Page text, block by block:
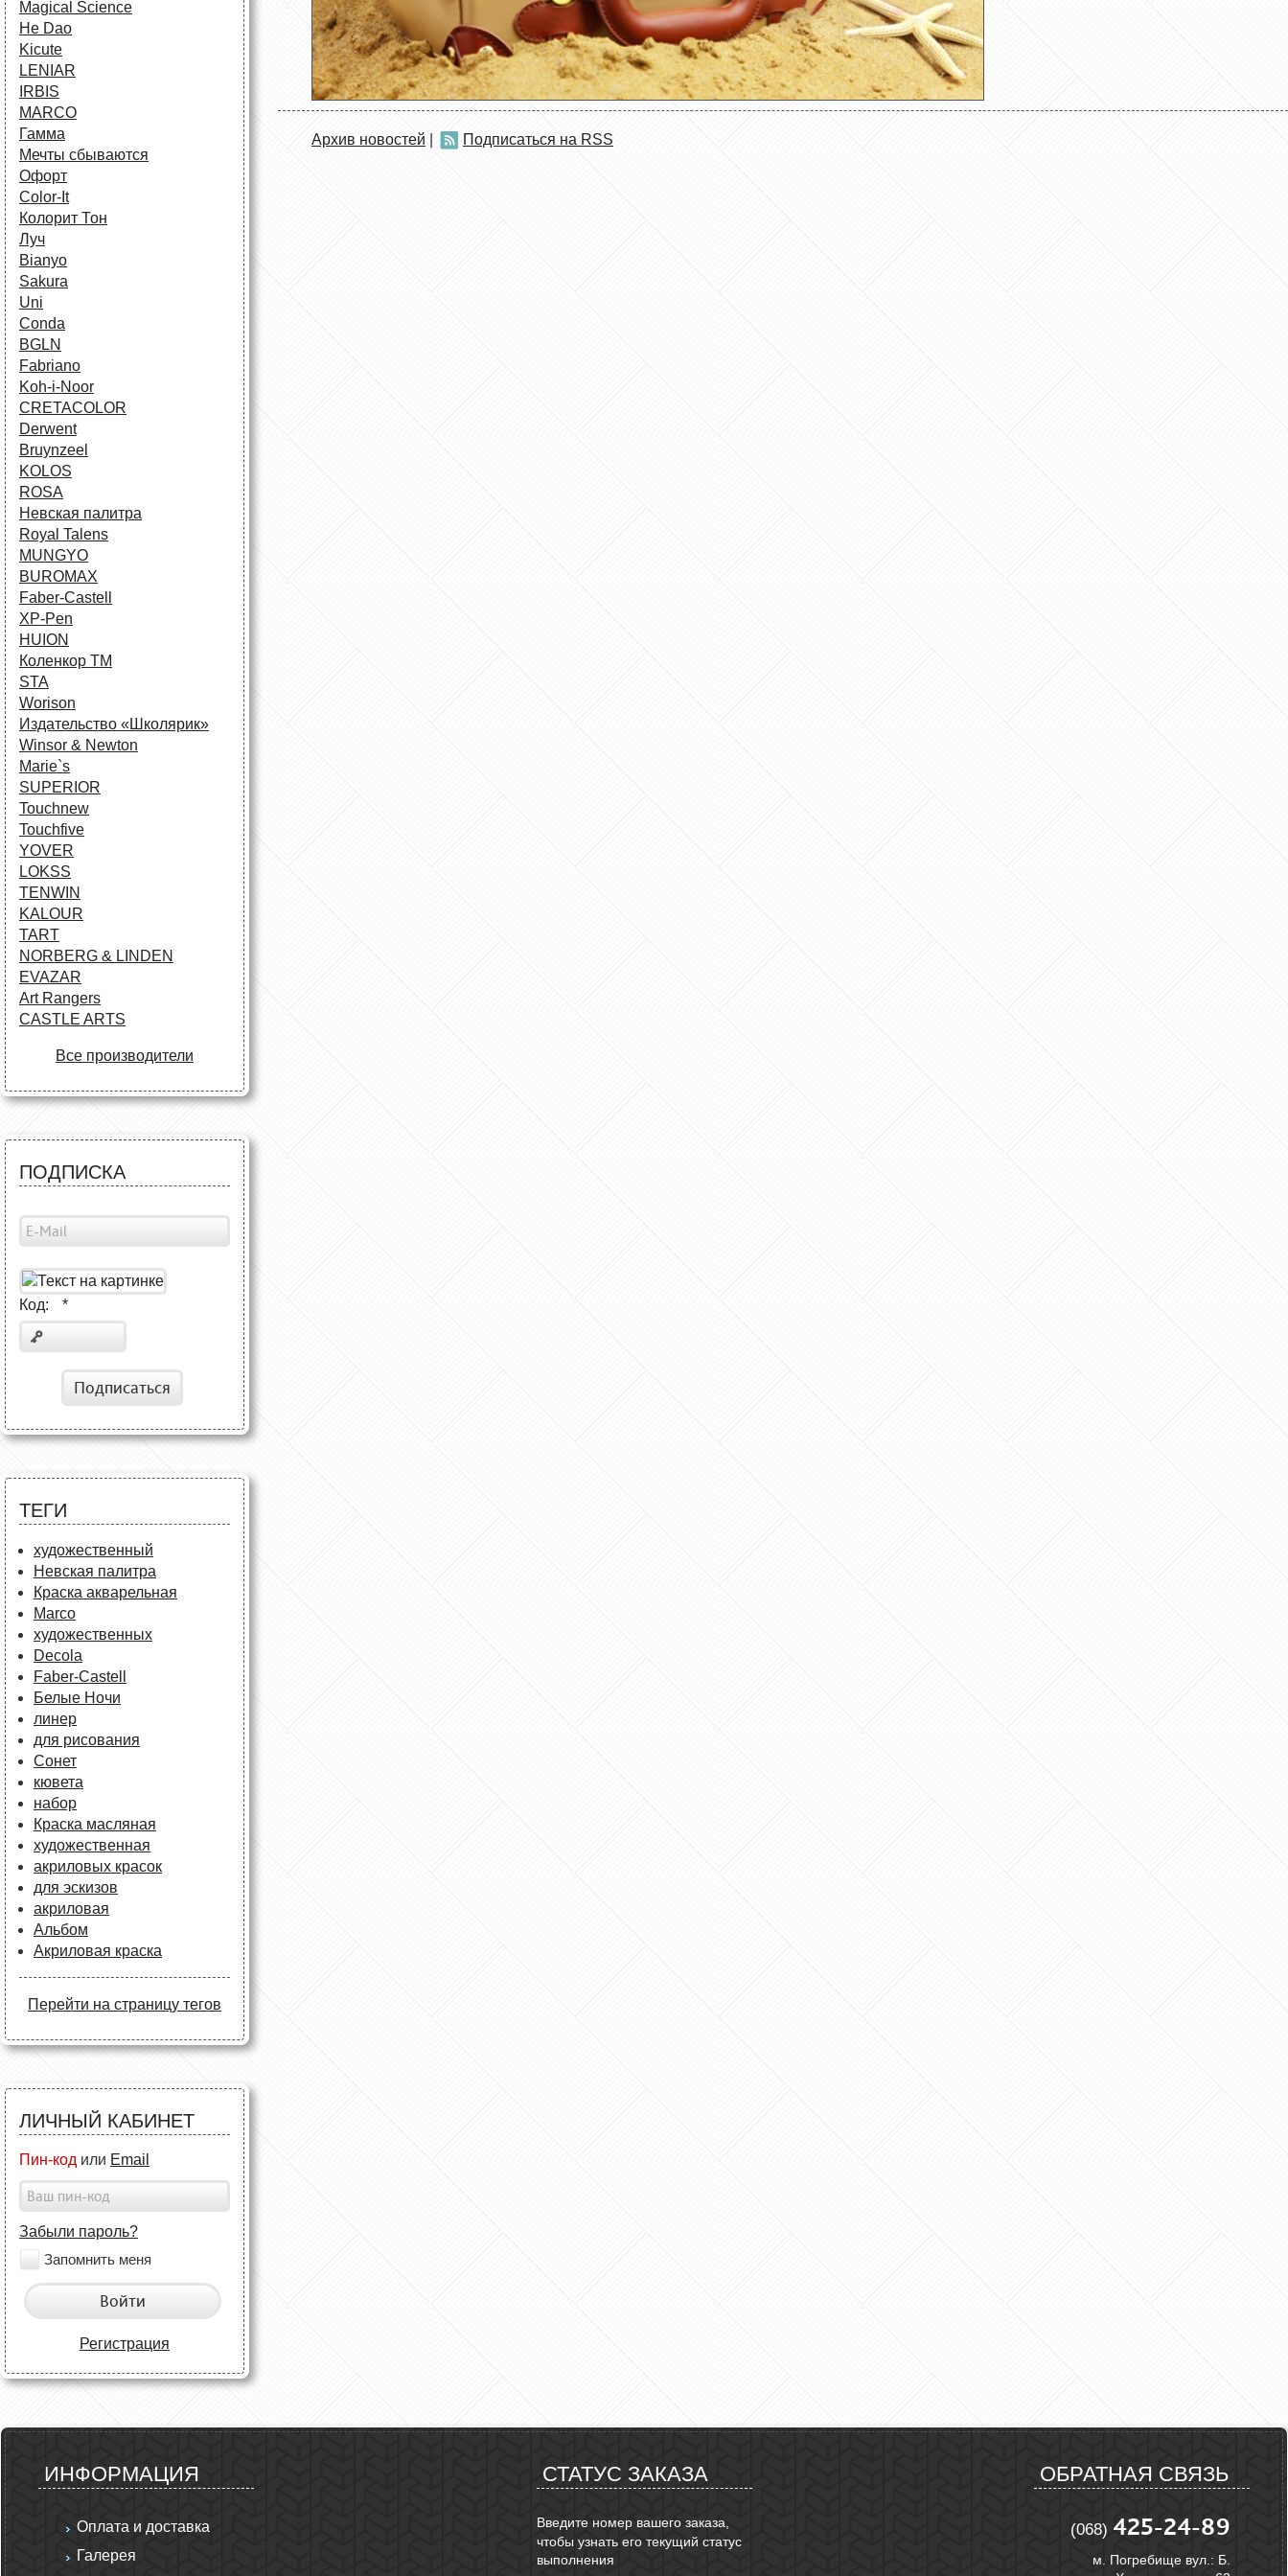
Magical Science
He Dao
Kicute
LENIAR
IRBIS
MARCO
Гамма
Мечты сбываются
Офорт
Сolor-It
Колорит Тон
Луч
Bianyo
Sakura
Uni
Conda
BGLN
Fabriano
Koh-i-Noor
CRETACOLOR
Derwent
Bruynzeel
KOLOS
ROSA
Невская палитра
Royal Talens
MUNGYO
BUROMAX
Faber-Castell
XP-Pen
HUION
Коленкор ТМ
STA
Worison
Издательство «Школярик»
Winsor & Newton
Marie`s
SUPERIOR
Touchnew
Touchfive
YOVER
LOKSS
TENWIN
KALOUR
TART
NORBERG & LINDEN
EVAZAR
Art Rangers
CASTLE ARTS
Все производители
ПОДПИСКА
Код: *
Подписаться
ТЕГИ
художественный
Невская палитра
Краска акварельная
Marco
художественных
Decola
Faber-Castell
Белые Ночи
линер
для рисования
Сонет
кювета
набор
Краска масляная
художественная
акриловых красок
для эскизов
акриловая
Альбом
Акриловая краска
Перейти на страницу тегов
ЛИЧНЫЙ КАБИНЕТ
Пин-код или Email
Забыли пароль?
Запомнить меня
Войти
Регистрация
Архив новостей Подписаться на RSS
ИНФОРМАЦИЯ
Оплата и доставка
Галерея
СТАТУС ЗАКАЗА
Введите номер вашего заказа,
чтобы узнать его текущий статус
выполнения
ОБРАТНАЯ СВЯЗЬ
(068) 425-24-89
м. Погребище вул.: Б.